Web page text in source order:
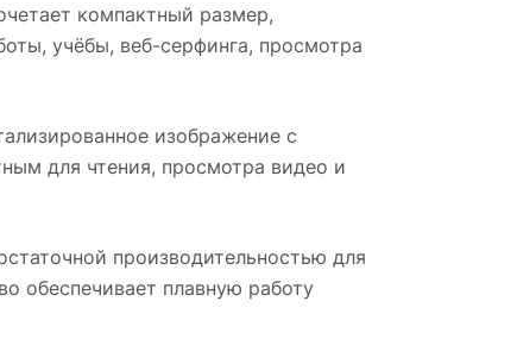
компактный размер,
учёбы, веб-серфинга, просмотра
изображение с
для чтения, просмотра видео и
производительностью для
обеспечивает плавную работу